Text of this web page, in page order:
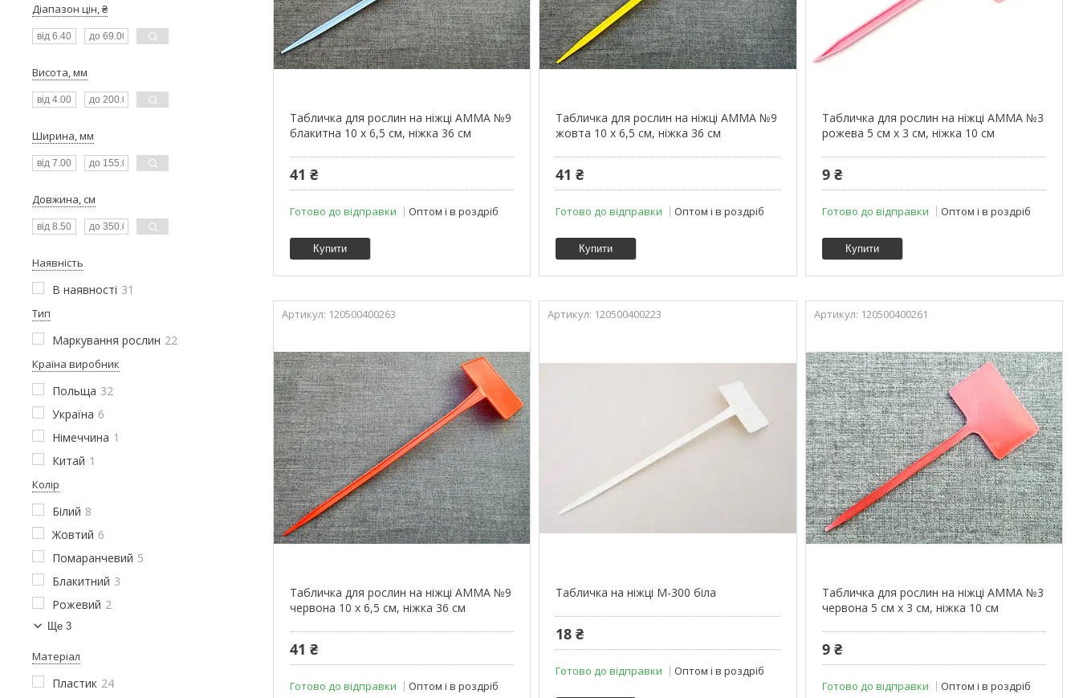
Діапазон цін, ₴
Висота, мм
Ширина, мм
Довжина, см
Наявність
В наявності 31
Тип
Маркування рослин 22
Країна виробник
Польща 32
Україна 6
Німеччина 1
Китай 1
Колір
Білий 8
Жовтий 6
Помаранчевий 5
Блакитний 3
Рожевий 2
Ще 3
Матеріал
Пластик 24
Табличка для рослин на ніжці АММА №9
блакитна 10 х 6,5 см, ніжка 36 см
41 ₴
Готово до відправки Оптом і в роздріб
Купити
Табличка для рослин на ніжці АММА №9
жовта 10 х 6,5 см, ніжка 36 см
41 ₴
Готово до відправки Оптом і в роздріб
Купити
Табличка для рослин на ніжці АММА №3
рожева 5 см x 3 см, ніжка 10 см
9 ₴
Готово до відправки Оптом і в роздріб
Купити
120500400263
Табличка для рослин на ніжці АММА №9
червона 10 х 6,5 см, ніжка 36 см
41 ₴
Готово до відправки Оптом і в роздріб
120500400223
Табличка на ніжці М-300 біла
18 ₴
Готово до відправки Оптом і в роздріб
120500400261
Табличка для рослин на ніжці АММА №3
червона 5 см x 3 см, ніжка 10 см
9 ₴
Готово до відправки Оптом і в роздріб